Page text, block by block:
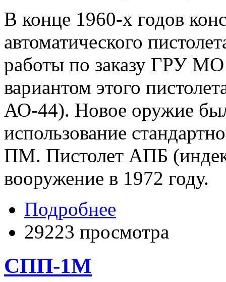
В конце 1960-х годов
автоматического
работы по заказу ГРУ
вариантом этого
АО-44). Новое оружие
использование
ПМ. Пистолет АПБ
вооружение в 1972 году.
Подробнее
29223 просмотра
СПП-1М